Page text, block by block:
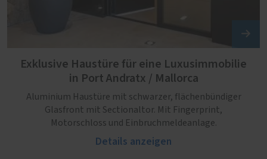
Exklusive Haustüre für eine Luxusimmobilie
in Port Andratx / Mallorca
Aluminium Haustüre mit schwarzer, flächenbündiger
Glasfront mit Sectionaltor. Mit Fingerprint,
Motorschloss und Einbruchmeldeanlage.
Details anzeigen